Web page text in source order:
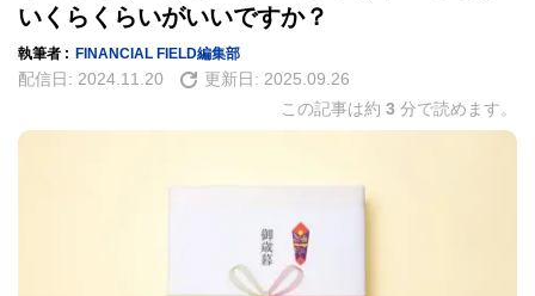
いくらくらいがいいですか？
執筆者 : FINANCIAL FIELD編集部
配信日: 2024.11.20 更新日: 2025.09.26
この記事は約 3 分で読めます。